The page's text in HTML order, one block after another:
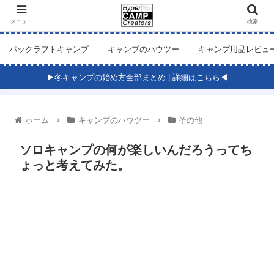
パックラフトキャンプ キャンプのハウツー キャンプ用品レビュ
▶冬キャンプの始め方全部まとめ | 詳細はこちら◀
ホーム キャンプのハウツー その他
ソロキャンプの何が楽しいんだろうってち
ょっと考えてみた。
メニュー 検索